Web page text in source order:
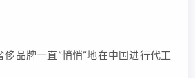
品牌一直“悄悄”地在中国进行代工